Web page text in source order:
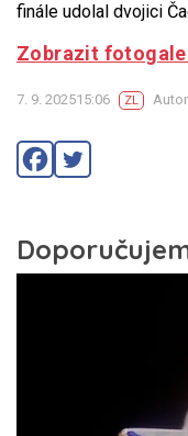
finále udolal dvojici
Zobrazit
7. 9. 202515:06 ZL